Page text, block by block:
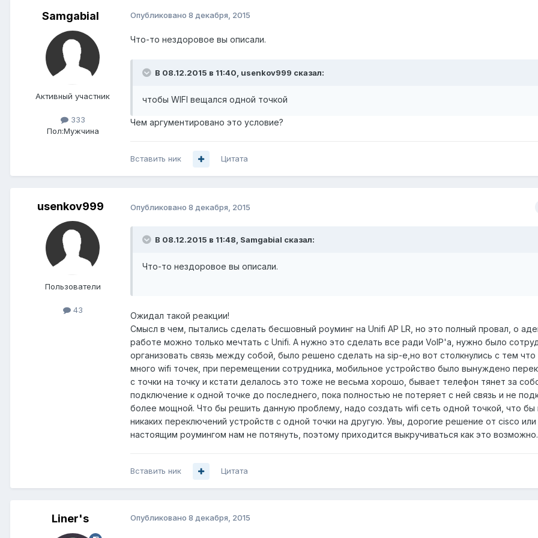
Samgabial
Активный участник
333
Пол:Мужчина
Опубликовано 8 декабря, 2015
Что-то нездоровое вы описали.
В 08.12.2015 в 11:40, usenkov999 сказал:
чтобы WIFI вещался одной точкой
Чем аргументировано это условие?
Вставить ник Цитата
usenkov999
Пользователи
43
Опубликовано 8 декабря, 2015
В 08.12.2015 в 11:48, Samgabial сказал:
Что-то нездоровое вы описали.
Ожидал такой реакции!
Смысл в чем, пытались сделать бесшовный роуминг на Unifi AP LR, но это полный провал, о
работе можно только мечтать с Unifi. А нужно это сделать все ради VoIP'а, нужно было
организовать связь между собой, было решено сделать на sip-е,но вот столкнулись с тем что
много wifi точек, при перемещении сотрудника, мобильное устройство было вынуждено
с точки на точку и кстати делалось это тоже не весьма хорошо, бывает телефон тянет за
подключение к одной точке до последнего, пока полностью не потеряет с ней связь и не
более мощной. Что бы решить данную проблему, надо создать wifi сеть одной точкой, что бы
никаких переключений устройств с одной точки на другую. Увы, дорогие решение от cisco или
настоящим роумингом нам не потянуть, поэтому приходится выкручиваться как это возможно.
Вставить ник Цитата
Liner's Опубликовано 8 декабря, 2015